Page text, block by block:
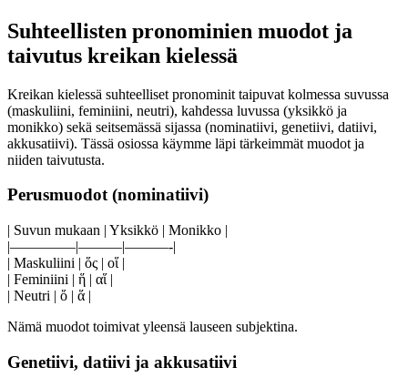
Suhteellisten pronominien muodot ja
taivutus kreikan kielessä
Kreikan kielessä suhteelliset pronominit taipuvat kolmessa suvussa
(maskuliini, feminiini, neutri), kahdessa luvussa (yksikkö ja
monikko) sekä seitsemässä sijassa (nominatiivi, genetiivi, datiivi,
akkusatiivi). Tässä osiossa käymme läpi tärkeimmät muodot ja
niiden taivutusta.
Perusmuodot (nominatiivi)
| Suvun mukaan | Yksikkö | Monikko |
|————–|———|———-|
| Maskuliini | ὅς | οἵ |
| Feminiini | ἥ | αἵ |
| Neutri | ὅ | ἅ |
Nämä muodot toimivat yleensä lauseen subjektina.
Genetiivi, datiivi ja akkusatiivi